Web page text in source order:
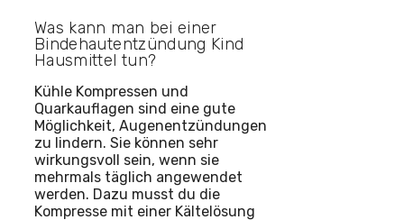
Was kann man bei einer
Bindehautentzündung Kind
Hausmittel tun?
Kühle Kompressen und
Quarkauflagen sind eine gute
Möglichkeit, Augenentzündungen
zu lindern. Sie können sehr
wirkungsvoll sein, wenn sie
mehrmals täglich angewendet
werden. Dazu musst du die
Kompresse mit einer Kältelösung